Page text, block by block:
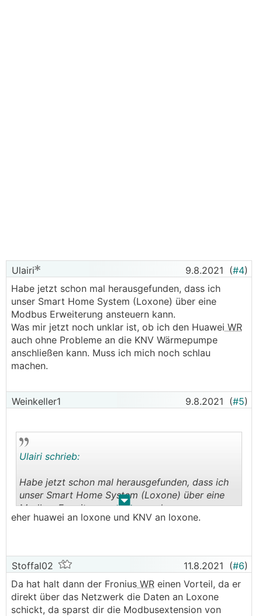
Ulairi 9.8.2021 (#4)
Habe jetzt schon mal herausgefunden, dass ich
unser Smart Home System (Loxone) über eine
Modbus Erweiterung ansteuern kann.
Was mir jetzt noch unklar ist, ob ich den Huawei WR
auch ohne Probleme an die KNV Wärmepumpe
anschließen kann. Muss ich mich noch schlau
machen.
Weinkeller1 9.8.2021 (#5)
. .
Ulairi schrieb:
Habe jetzt schon mal herausgefunden, dass ich
unser Smart Home System (Loxone) über eine
Modbus Erweiterung ansteuern kann
Was mir jetzt noch unklar ist, ob ich den Huawei
noch schlau machen.
eher huawei an loxone und KNV an loxone.
Stoffal02 11.8.2021 (#6)
Da hat halt dann der Fronius WR einen Vorteil, da er
direkt über das Netzwerk die Daten an Loxone
schickt, da sparst dir die Modbusextension von